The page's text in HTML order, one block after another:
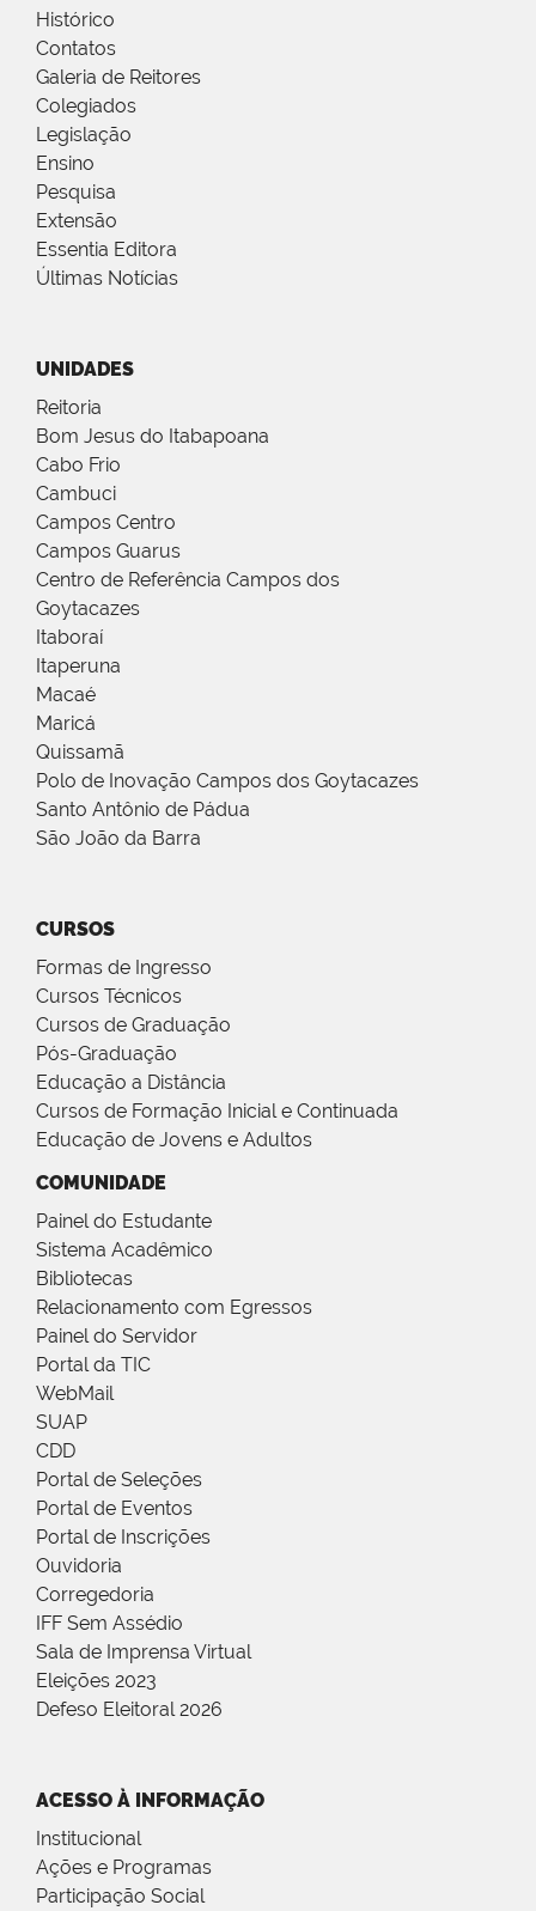
Histórico
Contatos
Galeria de Reitores
Colegiados
Legislação
Ensino
Pesquisa
Extensão
Essentia Editora
Últimas Notícias
UNIDADES
Reitoria
Bom Jesus do Itabapoana
Cabo Frio
Cambuci
Campos Centro
Campos Guarus
Centro de Referência Campos dos
Goytacazes
Itaboraí
Itaperuna
Macaé
Maricá
Quissamã
Polo de Inovação Campos dos Goytacazes
Santo Antônio de Pádua
São João da Barra
CURSOS
Formas de Ingresso
Cursos Técnicos
Cursos de Graduação
Pós-Graduação
Educação a Distância
Cursos de Formação Inicial e Continuada
Educação de Jovens e Adultos
COMUNIDADE
Painel do Estudante
Sistema Acadêmico
Bibliotecas
Relacionamento com Egressos
Painel do Servidor
Portal da TIC
WebMail
SUAP
CDD
Portal de Seleções
Portal de Eventos
Portal de Inscrições
Ouvidoria
Corregedoria
IFF Sem Assédio
Sala de Imprensa Virtual
Eleições 2023
Defeso Eleitoral 2026
ACESSO À INFORMAÇÃO
Institucional
Ações e Programas
Participação Social